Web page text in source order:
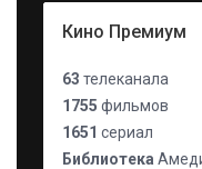
Кино Премиум
63 телеканала
1755 фильмов
1651 сериал
Библиотека